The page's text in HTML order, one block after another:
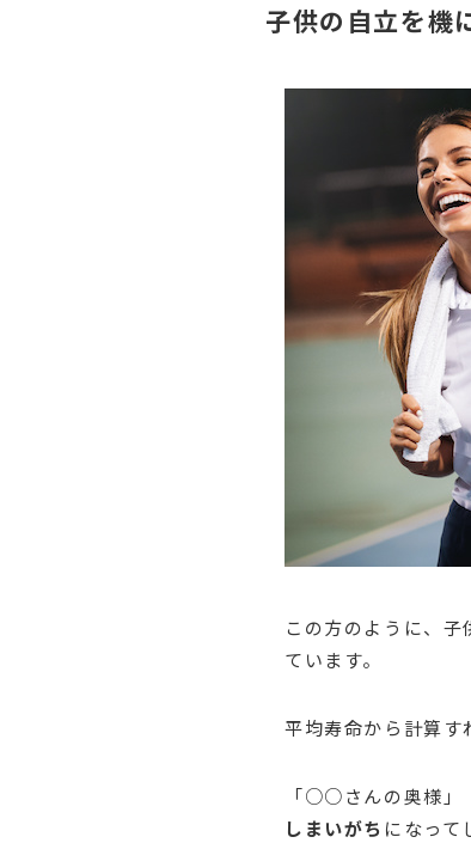
子供の自立を機
この方のように、子
ています。
平均寿命から計算す
「○○さんの奥様」
しまいがち になって